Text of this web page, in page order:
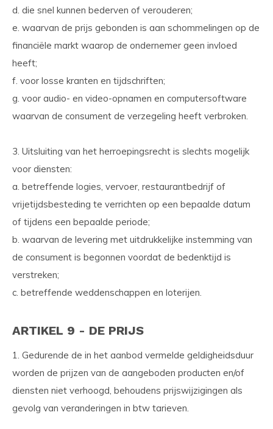
d. die snel kunnen bederven of verouderen;
e. waarvan de prijs gebonden is aan schommelingen op de
financiële markt waarop de ondernemer geen invloed
heeft;
f. voor losse kranten en tijdschriften;
g. voor audio- en video-opnamen en computersoftware
waarvan de consument de verzegeling heeft verbroken.
3. Uitsluiting van het herroepingsrecht is slechts mogelijk
voor diensten:
a. betreffende logies, vervoer, restaurantbedrijf of
vrijetijdsbesteding te verrichten op een bepaalde datum
of tijdens een bepaalde periode;
b. waarvan de levering met uitdrukkelijke instemming van
de consument is begonnen voordat de bedenktijd is
verstreken;
c. betreffende weddenschappen en loterijen.
ARTIKEL 9 - DE PRIJS
1. Gedurende de in het aanbod vermelde geldigheidsduur
worden de prijzen van de aangeboden producten en/of
diensten niet verhoogd, behoudens prijswijzigingen als
gevolg van veranderingen in btw tarieven.